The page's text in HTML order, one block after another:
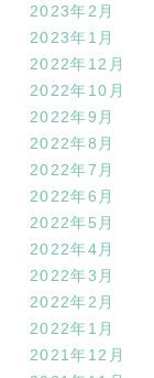
2023年2月
2023年1月
2022年12月
2022年10月
2022年9月
2022年8月
2022年7月
2022年6月
2022年5月
2022年4月
2022年3月
2022年2月
2022年1月
2021年12月